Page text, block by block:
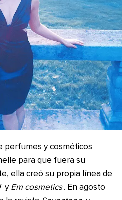
perfumes y cosméticos
para que fuera su
ella creó su propia línea de
yEm cosmetics . En agosto